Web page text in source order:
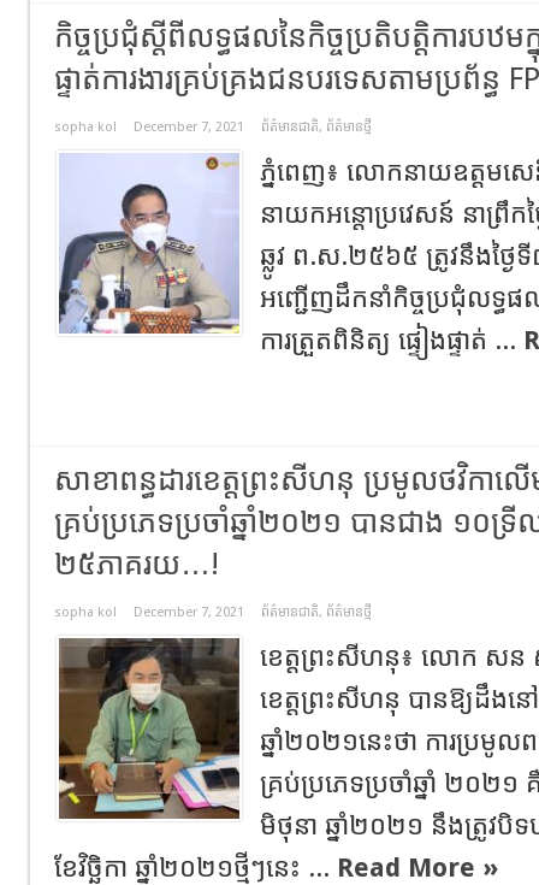
កិច្ចប្រជុំស្តីពីលទ្ធផលនៃកិច្ចប្រតិបត្តិការបឋម
ផ្ទាត់ការងារគ្រប់គ្រងជនបរទេសតាមប្រព័ន្ធ
sopha kol December 7, 2021 ព័ត៌មានជាតិ, ព័ត៌មានថ្មី
ភ្នំពេញ៖ លោកនាយឧត្តមសេ
នាយកអន្តោប្រវេសន៍ នាព្រឹកថ្
ឆ្លូវ ព.ស.២៥៦៥ ត្រូវនឹងថ្ងៃ
អញ្ជើញដឹកនាំកិច្ចប្រជុំលទ្ធផ
ការត្រួតពិនិត្យ ផ្ទៀងផ្ទាត់ ...
សាខាពន្ធដារខេត្តព្រះសីហនុ ប្រមូលថវិកា
គ្រប់ប្រភេទប្រចាំឆ្នាំ២០២១ បានជាង ១០ទ្
២៥ភាគរយ…!
sopha kol December 7, 2021 ព័ត៌មានជាតិ, ព័ត៌មានថ្មី
ខេត្តព្រះសីហនុ៖ លោក សន
ខេត្តព្រះសីហនុ បានឱ្យដឹងនៅ
ឆ្នាំ២០២១នេះថា ការប្រមូ
គ្រប់ប្រភេទប្រចាំឆ្នាំ ២០២១
មិថុនា ឆ្នាំ២០២១ នឹងត្រូវបិ
ខែវិច្ឆិកា ឆ្នាំ២០២១ថ្មីៗនេះ ... Read More »